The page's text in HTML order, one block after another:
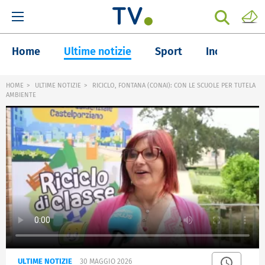
Home Ultime notizie Sport Inchieste
HOME ULTIME NOTIZIE
RICICLO, FONTANA (CONAI): CON LE SCUOLE PER TUTELA
AMBIENTE
ULTIME NOTIZIE 30 MAGGIO 2026